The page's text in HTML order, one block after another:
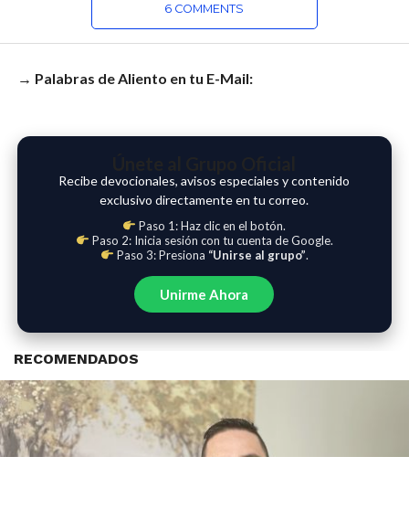
6 COMMENTS
→ Palabras de Aliento en tu E-Mail:
Recibe devocionales, avisos especiales y contenido
exclusivo directamente en tu correo.
Paso 1: Haz clic en el botón.
Paso 2: Inicia sesión con tu cuenta de Google.
Paso 3: Presiona “Unirse al grupo”.
Unirme Ahora
RECOMENDADOS